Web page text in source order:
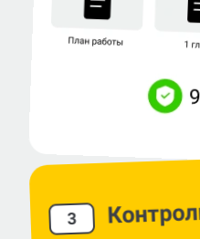
3